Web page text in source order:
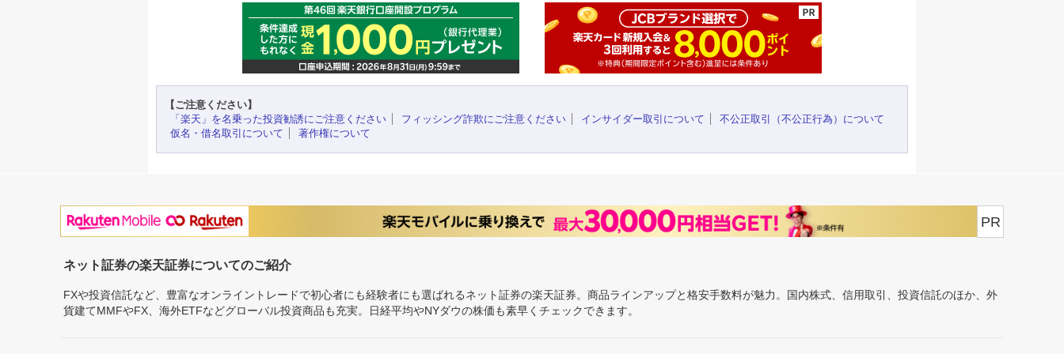
【ご注意ください】
「楽天」を名乗った投資勧誘にご注意ください
フィッシング詐欺にご注意ください インサイダー取引について
不公正取引（不公正行為）について
仮名・借名取引について
著作権について
PR
ネット証券の楽天証券についてのご紹介
FXや投資信託など、豊富なオンライントレードで初心者にも経験者にも選ばれるネット証券の楽天証券。商品ラインアップと格安手数料が魅力。国内株式、信用取引、投資信託のほか、外
貨建てMMFやFX、海外ETFなどグローバル投資商品も充実。日経平均やNYダウの株価も素早くチェックできます。